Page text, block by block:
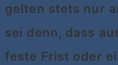
gelten stets nur
sei denn, dass
feste Frist oder